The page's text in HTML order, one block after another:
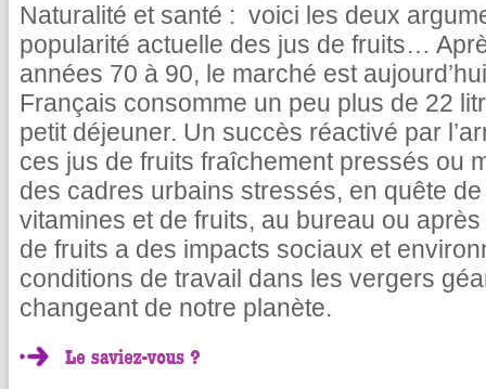
Naturalité et santé : voici les deux
popularité actuelle des jus de fruits…
années 70 à 90, le marché est
Français consomme un peu plus de 22
petit déjeuner. Un succès réactivé par
ces jus de fruits fraîchement pressés ou
des cadres urbains stressés, en quête
vitamines et de fruits, au bureau ou
de fruits a des impacts sociaux et
conditions de travail dans les vergers
changeant de notre planète.